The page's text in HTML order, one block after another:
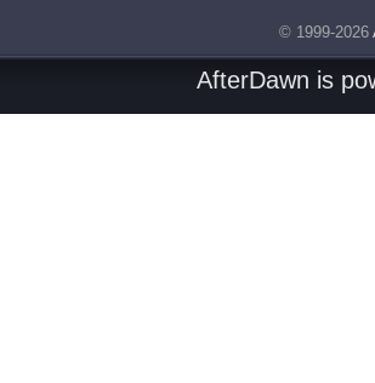
© 1999-2026
AfterDawn is